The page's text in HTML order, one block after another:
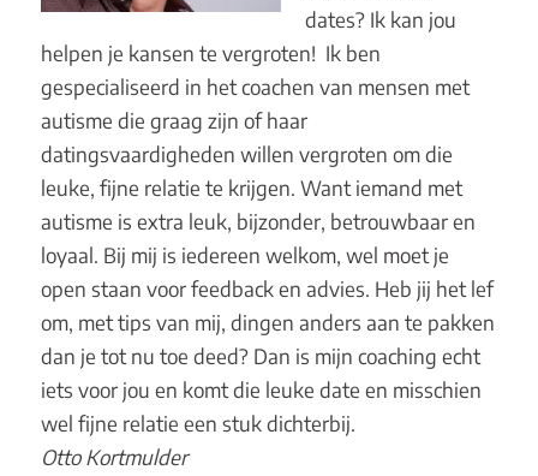
dates? Ik kan jou
helpen je kansen te vergroten! Ik ben
gespecialiseerd in het coachen van mensen met
autisme die graag zijn of haar
datingsvaardigheden willen vergroten om die
leuke, fijne relatie te krijgen. Want iemand met
autisme is extra leuk, bijzonder, betrouwbaar en
loyaal. Bij mij is iedereen welkom, wel moet je
open staan voor feedback en advies. Heb jij het lef
om, met tips van mij, dingen anders aan te pakken
dan je tot nu toe deed? Dan is mijn coaching echt
iets voor jou en komt die leuke date en misschien
wel fijne relatie een stuk dichterbij.
Otto Kortmulder